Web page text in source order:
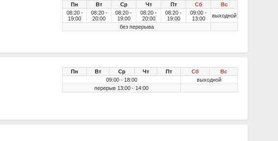
Пн Вт Ср Чт Пт Сб
Вс
08:20 -
19:00
08:20 -
20:00
08:20 -
19:00
08:20 -
20:00
08:20 -
19:00
09:00 -
13:00
выходной
без перерыва
Пн Вт Ср Чт Пт Сб
Вс
09:00 - 18:00
выходной
перерыв 13:00 - 14:00